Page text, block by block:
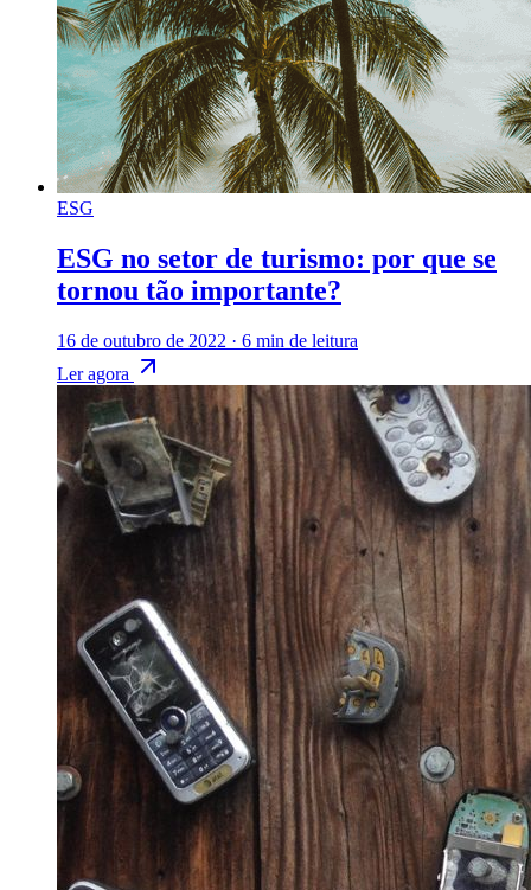
ESG
ESG no setor de turismo: por que se
tornou tão importante?
16 de outubro de 2022 · 6 min de leitura
Ler agora